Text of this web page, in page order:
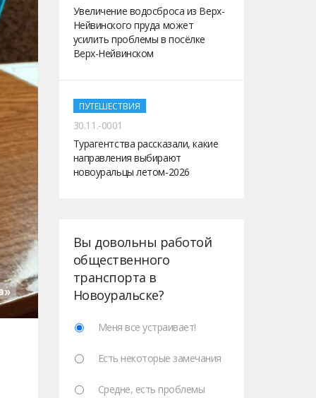
Увеличение водосброса из Верх-
Нейвинского пруда может
усилить проблемы в посёлке
Верх-Нейвинском
ПУТЕШЕСТВИЯ
30.11.-0001
Турагентства рассказали, какие
направления выбирают
новоуральцы летом-2026
Вы довольны работой
общественного
транспорта в
Новоуральске?
Меня все устраивает!
Есть некоторые замечания
Средне, есть проблемы